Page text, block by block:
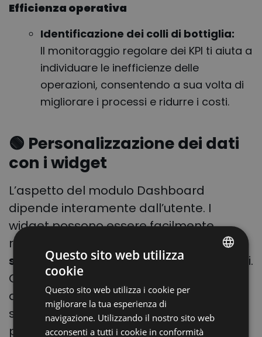
Efficienza operativa
Identificazione dei colli di bottiglia:
Il monitoraggio regolare dei KPI ti aiuta a
individuare le inefficienze delle
operazioni, consentendo a sua volta di
migliorare i processi e ridurre i costi.
🟢 Personalizzazione dei dati
con i widget
L’aspetto del modulo Dashboard
dipende interamente dall’utente. I
widget possono essere facilmente
riposizionati e personalizzati per
soddisfare le diverse esigenze
individuali.
Questo elemento interattivo consente di
accedere rapidamente alle informazioni
sui processi svolti in azienda sulla
piattaforma CargoON.
UKRAINIAN
Questo sito web utilizza
cookie
Questo sito web utilizza i cookie per
migliorare la tua esperienza di
navigazione. Utilizzando il nostro sito web
acconsenti a tutti i cookie in conformità